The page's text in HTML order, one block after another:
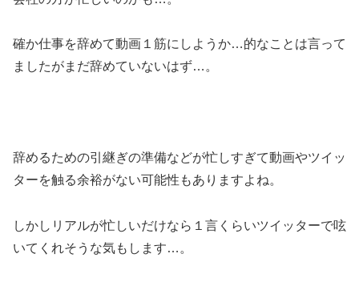
確か仕事を辞めて動画１筋にしようか…的なことは言って
ましたがまだ辞めていないはず…。
辞めるための引継ぎの準備などが忙しすぎて動画やツイッ
ターを触る余裕がない可能性 もありますよね。
しかしリアルが忙しいだけなら１言くらいツイッターで呟
いてくれそうな気もします…。